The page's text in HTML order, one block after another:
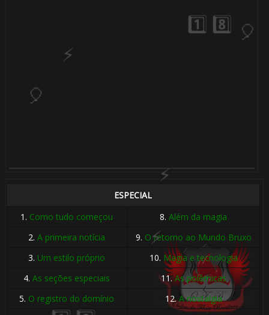
ESPECIAL
1. Como tudo começou 8.Além da magia
2.A primeira notícia 9. O retorno ao Mundo Bruxo
3. Um estilo próprio 10. Magia e tecnologia
4.As seções especiais 11.As polêmicas
5. O registro do domínio 12.A nostalgia
🎈
1️⃣ 8️⃣
⚡